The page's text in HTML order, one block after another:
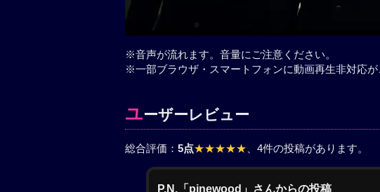
※音声が流れます。音量にご注意ください。
※一部ブラウザ・スマートフォンに動画再生非対応が
ユーザーレビュー
総合評価： 5点★★★★★ 、4件の投稿があります。
P.N.「pinewood」さんからの投稿